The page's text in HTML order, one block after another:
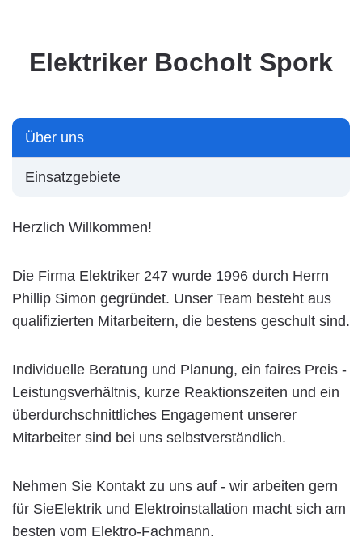
Elektriker Bocholt Spork
Über uns
Einsatzgebiete
Herzlich Willkommen!
Die Firma Elektriker 247 wurde 1996 durch Herrn
Phillip Simon gegründet. Unser Team besteht aus
qualifizierten Mitarbeitern, die bestens geschult sind.
Individuelle Beratung und Planung, ein faires Preis -
Leistungsverhältnis, kurze Reaktionszeiten und ein
überdurchschnittliches Engagement unserer
Mitarbeiter sind bei uns selbstverständlich.
Nehmen Sie Kontakt zu uns auf - wir arbeiten gern
für SieElektrik und Elektroinstallation macht sich am
besten vom Elektro-Fachmann.